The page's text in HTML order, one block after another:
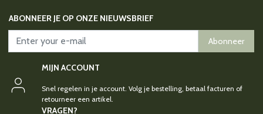
ABONNEER JE OP ONZE NIEUWSBRIEF
Abonneer
MIJN ACCOUNT
Snel regelen in je account. Volg je bestelling, betaal facturen of
retourneer een artikel.
VRAGEN?